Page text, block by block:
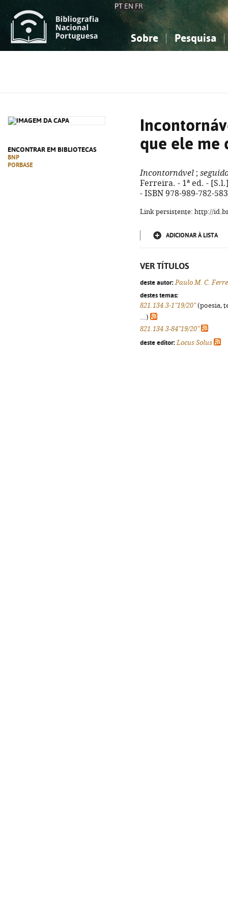
PT EN FR
Sobre Pesquisa
ENCONTRAR EM BIBLIOTECAS
BNP
PORBASE
que ele me
Incontornável ;
Ferreira. - 1ª ed. -
- ISBN 978-989-782-
Link persistente: http://
ADICIONAR À LISTA
VER TÍTULOS
deste autor: Paulo M. C.
destes temas:
821.134.3-1"19/20"(poesia,
...)
821.134.3-84"19/20"
deste editor: Locus Solus